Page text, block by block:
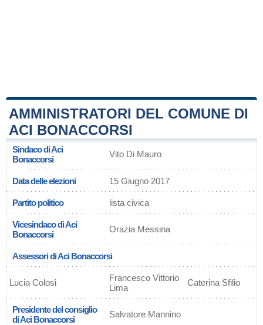
AMMINISTRATORI DEL COMUNE DI
ACI BONACCORSI
Sindaco di Aci
Bonaccorsi
Vito Di Mauro
Data delle elezioni 15 Giugno 2017
Partito politico lista civica
Vicesindaco di Aci
Bonaccorsi
Orazia Messina
Assessori di Aci Bonaccorsi
Lucia Colosi
Francesco Vittorio
Lima
Caterina Sfilio
Presidente del consiglio
di Aci Bonaccorsi
Salvatore Mannino